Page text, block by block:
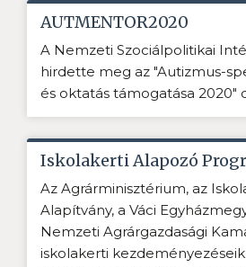
AUTMENTOR2020
A Nemzeti Szociálpolitikai
hirdette meg az "Autizmus-
és oktatás támogatása 2020"
Iskolakerti Alapozó
Az Agrárminisztérium, az
Alapítvány, a Váci
Nemzeti Agrárgazdasági
iskolakerti kezdeményezéseik